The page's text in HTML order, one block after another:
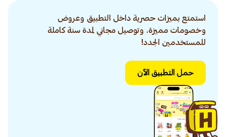
استمتع بميزات حصرية داخل التطبيق وعروض
وخصومات مميزة. وتوصيل مجاني لمدة سنة كاملة
للمستخدمين الجدد!
حمل التطبيق الآن